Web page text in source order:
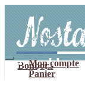
navigation
contenu
Mon compte
Panier
Bonbons